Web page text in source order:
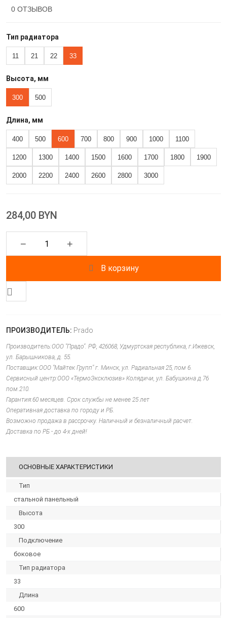
0 ОТЗЫВОВ
Тип радиатора
11 21 22 33
Высота, мм
300 500
Длина, мм
400 500 600 700 800 900 1000 1100
1200 1300 1400 1500 1600 1700 1800 1900
2000 2200 2400 2600 2800 3000
284,00 BYN
− +
В корзину
ПРОИЗВОДИТЕЛЬ: Prado
Производитель:ООО "Прадо". РФ, 426068, Удмуртская республика, г.Ижевск,
ул. Барышникова, д. 55.
Поставщик:ООО "Майтек Групп" г. Минск, ул. Радиальная 25, пом 6.
Сервисный центр:ООО «ТермоЭксклюзив» Колядичи, ул. Бабушкина д.76
пом.210.
Гарантия:60 месяцев. Срок службы не менее 25 лет
Оперативная доставка по городу и РБ.
Возможно продажа в рассрочку. Наличный и безналичный расчет.
Доставка по РБ - до 4-х дней!
ОСНОВНЫЕ ХАРАКТЕРИСТИКИ
Тип
стальной панельный
Высота
300
Подключение
боковое
Тип радиатора
33
Длина
600